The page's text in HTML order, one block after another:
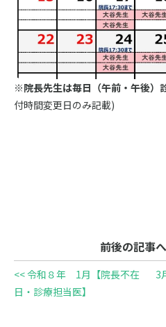
※院長先生は毎日（午前・午後）
付時間変更日のみ記載)
前後の記事
<< 令和８年 1月【院長不在
日・診療担当医】
3